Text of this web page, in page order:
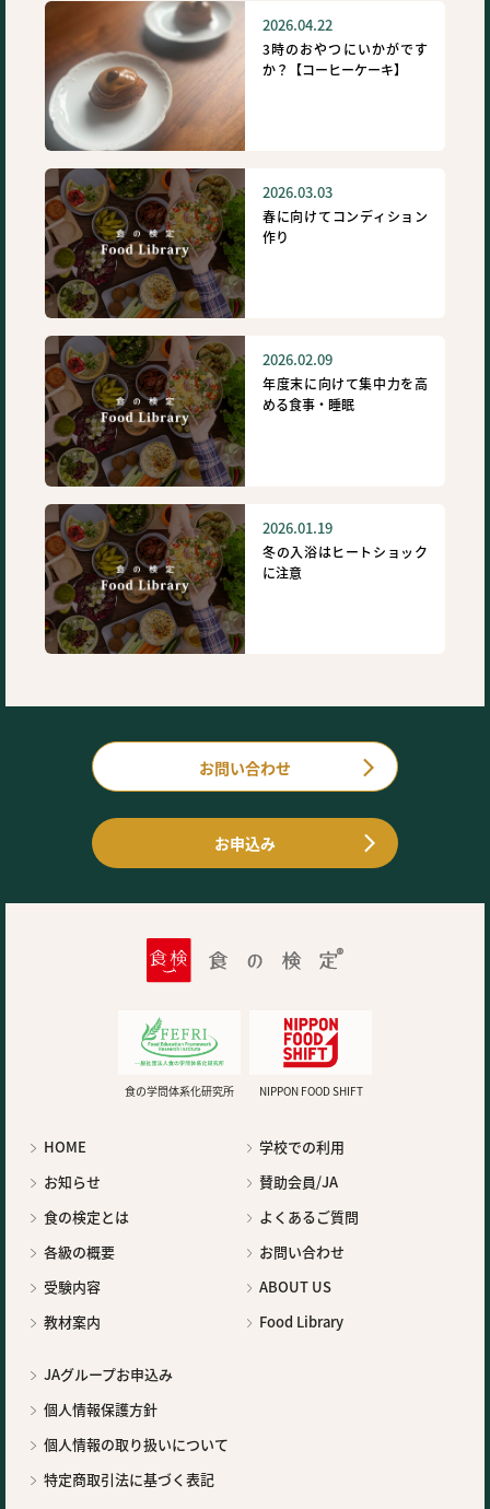
2026.04.22
3時のおやつにいかがです
か？【コーヒーケーキ】
2026.03.03
春に向けてコンディション
作り
2026.02.09
年度末に向けて集中力を高
める食事・睡眠
2026.01.19
冬の入浴はヒートショック
に注意
お問い合わせ
お申込み
食の学問体系化研究所 NIPPON FOOD SHIFT
HOME
お知らせ
食の検定とは
各級の概要
受験内容
教材案内
学校での利用
賛助会員/JA
よくあるご質問
お問い合わせ
ABOUT US
Food Library
JAグループお申込み
個人情報保護方針
個人情報の取り扱いについて
特定商取引法に基づく表記